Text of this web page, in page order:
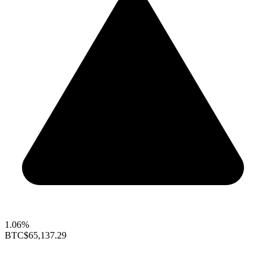
1.06%
BTC$65,137.29